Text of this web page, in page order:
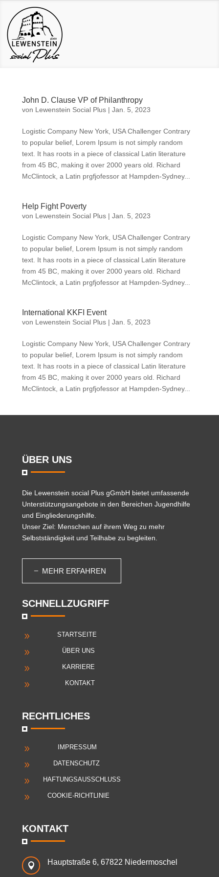
John D. Clause VP of Philanthropy
von Lewenstein Social Plus| Jan. 5, 2023
Logistic Company New York, USA Challenger Contrary
to popular belief, Lorem Ipsum is not simply random
text. It has roots in a piece of classical Latin literature
from 45 BC, making it over 2000 years old. Richard
McClintock, a Latin prgfjofessor at Hampden-Sydney...
Help Fight Poverty
von Lewenstein Social Plus| Jan. 5, 2023
Logistic Company New York, USA Challenger Contrary
to popular belief, Lorem Ipsum is not simply random
text. It has roots in a piece of classical Latin literature
from 45 BC, making it over 2000 years old. Richard
McClintock, a Latin prgfjofessor at Hampden-Sydney...
International KKFI Event
von Lewenstein Social Plus| Jan. 5, 2023
Logistic Company New York, USA Challenger Contrary
to popular belief, Lorem Ipsum is not simply random
text. It has roots in a piece of classical Latin literature
from 45 BC, making it over 2000 years old. Richard
McClintock, a Latin prgfjofessor at Hampden-Sydney...
ÜBER UNS
Die Lewenstein social Plus gGmbH bietet umfassende
Unterstützungsangebote in den Bereichen Jugendhilfe
und Eingliederungshilfe.
Unser Ziel: Menschen auf ihrem Weg zu mehr
Selbstständigkeit und Teilhabe zu begleiten.
MEHR ERFAHREN
SCHNELLZUGRIFF
9 STARTSEITE
9 ÜBER UNS
9 KARRIERE
9 KONTAKT
RECHTLICHES
9 IMPRESSUM
9 DATENSCHUTZ
9 HAFTUNGSAUSSCHLUSS
9 COOKIE-RICHTLINIE
KONTAKT
 Hauptstraße 6, 67822 Niedermoschel